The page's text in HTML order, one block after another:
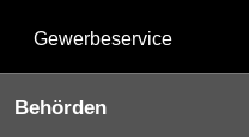
Gewerbeservice
Behörden